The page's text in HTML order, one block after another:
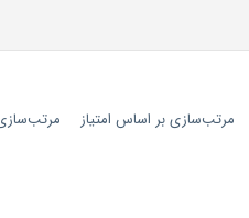
مرتب‌سازی بر اساس امتیاز